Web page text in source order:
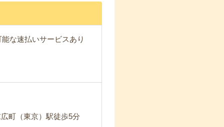
な速払いサービスあり
町（東京）駅徒歩5分